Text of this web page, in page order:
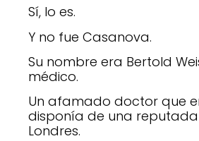
Sí, lo es.
Y no fue Casanova.
Su nombre era Bertold
médico.
Un afamado doctor que
disponía de una
Londres.